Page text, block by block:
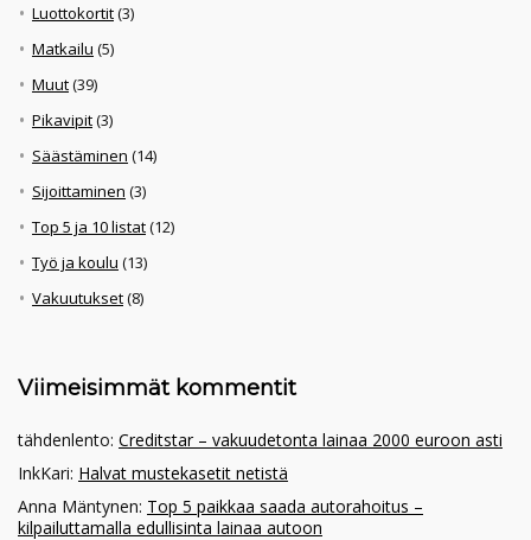
Luottokortit(3)
Matkailu (5)
Muut(39)
Pikavipit(3)
Säästäminen (14)
Sijoittaminen (3)
Top 5 ja 10 listat(12)
Työ ja koulu (13)
Vakuutukset(8)
Viimeisimmät kommentit
tähdenlento: Creditstar – vakuudetonta lainaa 2000 euroon asti
InkKari: Halvat mustekasetit netistä
Anna Mäntynen: Top 5 paikkaa saada autorahoitus –
kilpailuttamalla edullisinta lainaa autoon